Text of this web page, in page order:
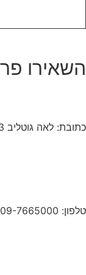
השאירו
כתובת: לאה גוטליב 3 כפר יונה (ליד צומת בית ליד)
טלפון: